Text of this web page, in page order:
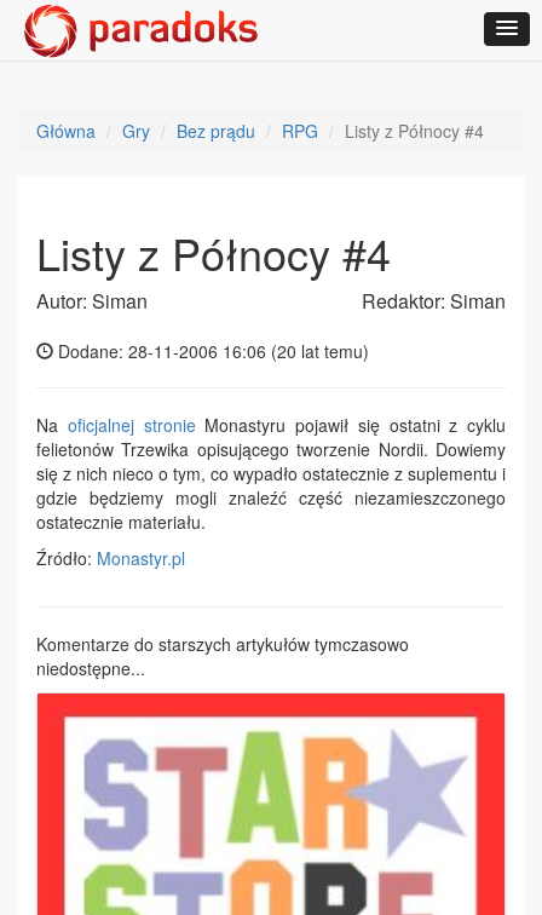
Główna Gry Bez prądu RPG Listy z Północy #4
Listy z Północy #4
Autor: Siman Redaktor: Siman
Dodane: 28-11-2006 16:06 (20 lat temu)
Na oficjalnej stronieMonastyru pojawił się ostatni z cyklu
felietonów Trzewika opisującego tworzenie Nordii. Dowiemy
się z nich nieco o tym, co wypadło ostatecznie z suplementu i
gdzie będziemy mogli znaleźć część niezamieszczonego
ostatecznie materiału.
Źródło: Monastyr.pl
Komentarze do starszych artykułów tymczasowo
niedostępne...